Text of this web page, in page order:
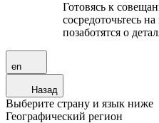
Готовясь к
сосредоточьтесь
позаботятся о
en
Назад
Выберите страну и язык ниже
Географический регион